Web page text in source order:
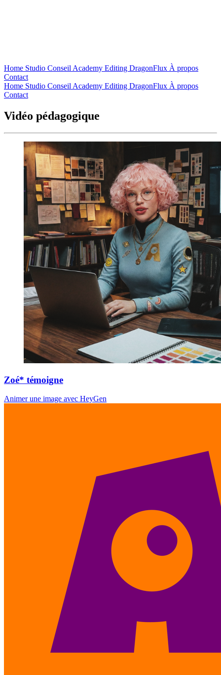
Home Studio Conseil Academy Editing DragonFlux À propos
Contact
Home Studio Conseil Academy Editing DragonFlux À propos
Contact
Vidéo pédagogique
Zoé* témoigne
Animer une image avec HeyGen